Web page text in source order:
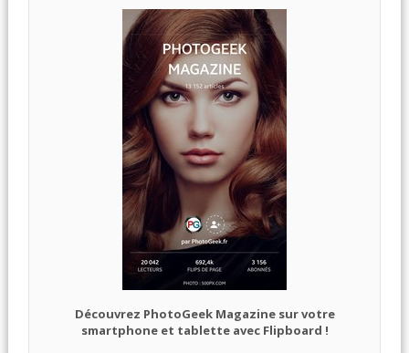
Découvrez PhotoGeek Magazine sur votre
smartphone et tablette avec Flipboard !